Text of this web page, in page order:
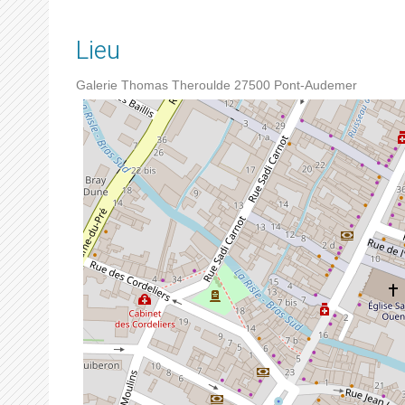
Lieu
Galerie Thomas Theroulde 27500 Pont-Audemer